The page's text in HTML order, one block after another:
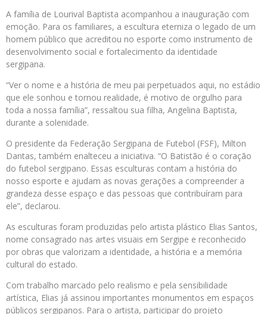
A família de Lourival Baptista acompanhou a inauguração com
emoção. Para os familiares, a escultura eterniza o legado de um
homem público que acreditou no esporte como instrumento de
desenvolvimento social e fortalecimento da identidade
sergipana.
“Ver o nome e a história de meu pai perpetuados aqui, no estádio
que ele sonhou e tornou realidade, é motivo de orgulho para
toda a nossa família”, ressaltou sua filha, Angelina Baptista,
durante a solenidade.
O presidente da Federação Sergipana de Futebol (FSF), Milton
Dantas, também enalteceu a iniciativa. “O Batistão é o coração
do futebol sergipano. Essas esculturas contam a história do
nosso esporte e ajudam as novas gerações a compreender a
grandeza desse espaço e das pessoas que contribuíram para
ele”, declarou.
As esculturas foram produzidas pelo artista plástico Elias Santos,
nome consagrado nas artes visuais em Sergipe e reconhecido
por obras que valorizam a identidade, a história e a memória
cultural do estado.
Com trabalho marcado pelo realismo e pela sensibilidade
artística, Elias já assinou importantes monumentos em espaços
públicos sergipanos. Para o artista, participar do projeto